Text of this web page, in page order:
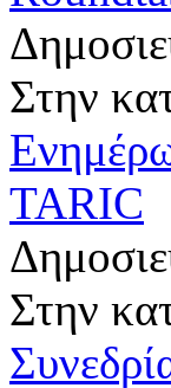
Στην
TARIC
Στην